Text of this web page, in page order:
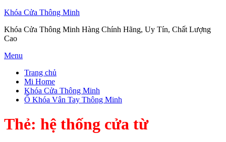
Khóa Cửa Thông Minh
Khóa Cửa Thông Minh Hàng Chính Hãng, Uy Tín, Chất Lượng
Cao
Skip
content
Menu
Trang chủ
Mi Home
Khóa Cửa Thông Minh
Ổ Khóa Vân Tay Thông Minh
Thẻ: hệ thống cửa từ